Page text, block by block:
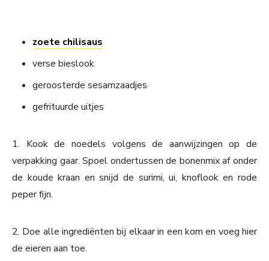
zoete chilisaus
verse bieslook
geroosterde sesamzaadjes
gefrituurde uitjes
1. Kook de noedels volgens de aanwijzingen op de
verpakking gaar. Spoel ondertussen de bonenmix af onder
de koude kraan en snijd de surimi, ui, knoflook en rode
peper fijn.
2. Doe alle ingrediënten bij elkaar in een kom en voeg hier
de eieren aan toe.